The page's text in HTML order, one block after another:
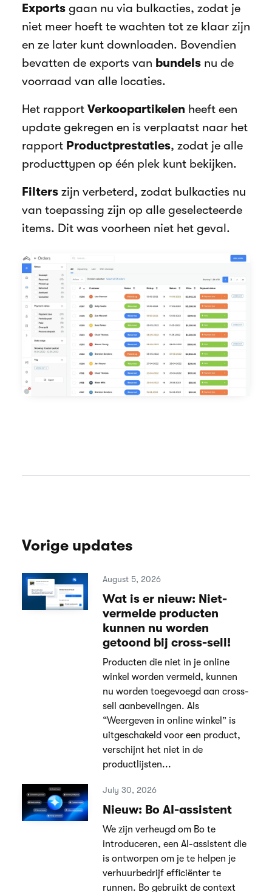
Exports gaan nu via bulkacties, zodat je
niet meer hoeft te wachten tot ze klaar zijn
en ze later kunt downloaden. Bovendien
bevatten de exports van bundels nu de
voorraad van alle locaties.
Het rapport Verkoopartikelen heeft een
update gekregen en is verplaatst naar het
rapport Productprestaties, zodat je alle
producttypen op één plek kunt bekijken.
Filters zijn verbeterd, zodat bulkacties nu
van toepassing zijn op alle geselecteerde
items. Dit was voorheen niet het geval.
Vorige updates
August 5, 2026
Wat is er nieuw: Niet-
vermelde producten
kunnen nu worden
getoond bij cross-sell!
Producten die niet in je online
winkel worden vermeld, kunnen
nu worden toegevoegd aan cross-
sell aanbevelingen. Als
“Weergeven in online winkel” is
uitgeschakeld voor een product,
verschijnt het niet in de
productlijsten...
July 30, 2026
Nieuw: Bo AI-assistent
We zijn verheugd om Bo te
introduceren, een AI-assistent die
is ontworpen om je te helpen je
verhuurbedrijf efficiënter te
runnen. Bo gebruikt de context